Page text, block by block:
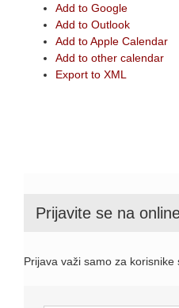
Add to Google
Add to Outlook
Add to Apple Calendar
Add to other calendar
Export to XML
Prijavite se na
Prijava važi samo za korisnike